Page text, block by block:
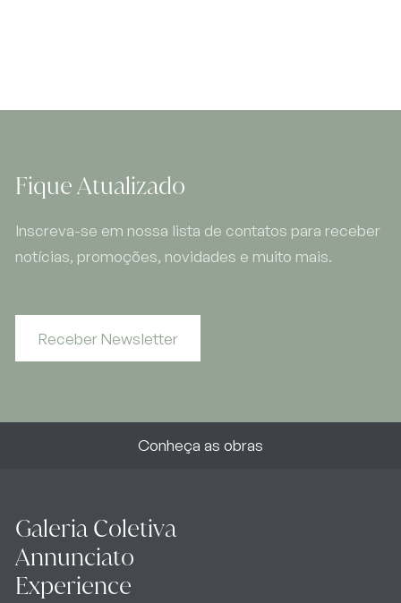
Fique Atualizado
Inscreva-se em nossa lista de contatos para receber
notícias, promoções, novidades e muito mais.
Receber Newsletter
Conheça as obras
Galeria Coletiva
Annunciato
Experience